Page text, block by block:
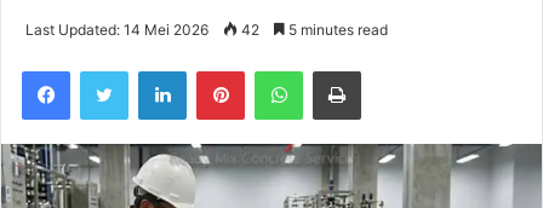
Last Updated: 14 Mei 2026 42 5 minutes read
FacebookTwitter LinkedInPinterestWhatsAppPrint